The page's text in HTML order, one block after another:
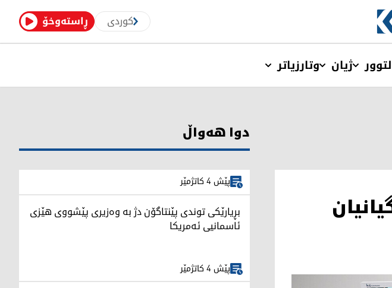
ڕاستەوخۆ کوردی
ژیان وتارزیاتر
دوا هەواڵ
پێش 4 کاتژمێر
بڕیارێکی توندی پێنتاگۆن دژ بە وەزیری پێشووی هێزی
ئاسمانیی ئەمریکا
پێش 4 کاتژمێر